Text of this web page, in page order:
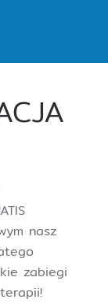
nasz
zabiegi